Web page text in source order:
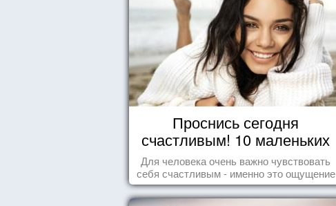
Проснись сегодня
счастливым! 10 маленьких
радостей настоящего
Счастья
Для человека очень важно чувствовать
себя счастливым - именно это ощущение
дарит позитивные эмоции и превращает
каждый день в маленький праздник.